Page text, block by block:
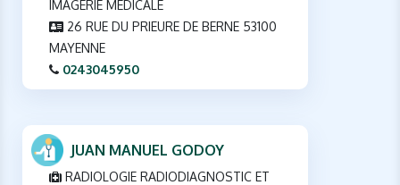
IMAGERIE MEDICALE
26 RUE DU PRIEURE DE BERNE 53100
MAYENNE
0243045950
JUAN MANUEL GODOY
RADIOLOGIE RADIODIAGNOSTIC ET